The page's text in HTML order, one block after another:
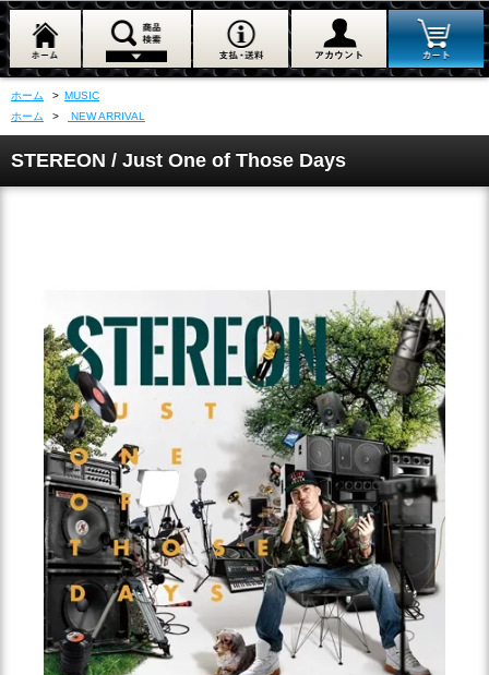
ホーム > MUSIC
ホーム
> NEW ARRIVAL
STEREON / Just One of Those Days